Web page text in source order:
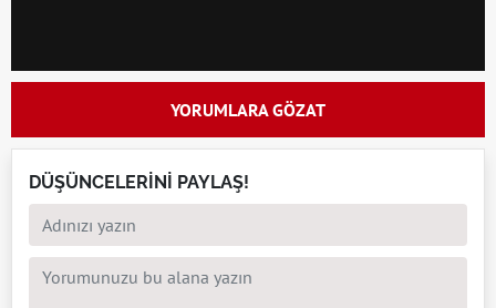
YORUMLARA GÖZAT
DÜŞÜNCELERİNİ PAYLAŞ!